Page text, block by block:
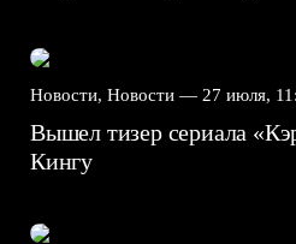
Новости, Новости — 27 июля,
Вышел тизер сериала
Кингу